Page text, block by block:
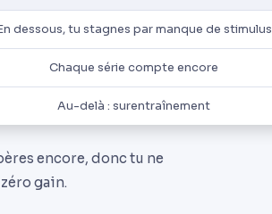
dessous, tu stagnes par manque de stimulus
Chaque série compte encore
Au-delà : surentraînement
encore, donc tu ne
gain.